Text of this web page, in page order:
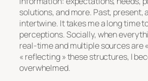
solutions, and more. Past, present,
intertwine. It takes me a long time
perceptions. Socially, when
real-time and multiple sources are
« reflecting » these structures, I
overwhelmed.